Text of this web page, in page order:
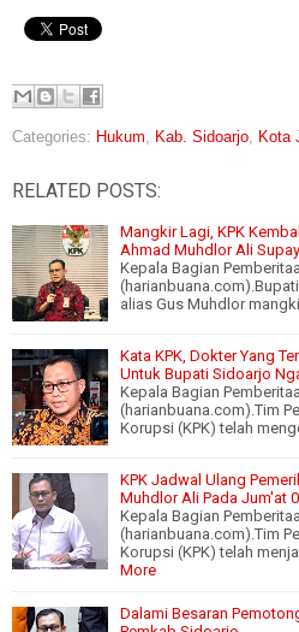
Categories: Hukum Kab. Sidoarjo Kota
RELATED POSTS:
Mangkir Lagi, KPK
Ahmad Muhdlor Ali
Kepala Bagian
alias Gus Muhdlor
Kata KPK, Dokter Yang
Untuk Bupati Sidoarjo
Kepala Bagian
(harianbuana.com).Tim
Korupsi (KPK) telah
KPK Jadwal Ulang
Muhdlor Ali Pada Jum'at
Kepala Bagian
(harianbuana.com).Tim
Korupsi (KPK) telah
More
Dalami Besaran